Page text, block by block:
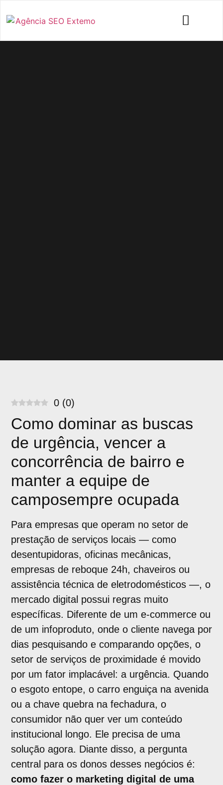
0 (0)
Como dominar as buscas
de urgência, vencer a
concorrência de bairro e
manter a equipe de
camposempre ocupada
Para empresas que operam no setor de
prestação de serviços locais — como
desentupidoras, oficinas mecânicas,
empresas de reboque 24h, chaveiros ou
assistência técnica de eletrodomésticos —, o
mercado digital possui regras muito
específicas. Diferente de um e-commerce ou
de um infoproduto, onde o cliente navega por
dias pesquisando e comparando opções, o
setor de serviços de proximidade é movido
por um fator implacável: a urgência. Quando
o esgoto entope, o carro enguiça na avenida
ou a chave quebra na fechadura, o
consumidor não quer ver um conteúdo
institucional longo. Ele precisa de uma
solução agora. Diante disso, a pergunta
central para os donos desses negócios é:
como fazer o marketing digital de uma